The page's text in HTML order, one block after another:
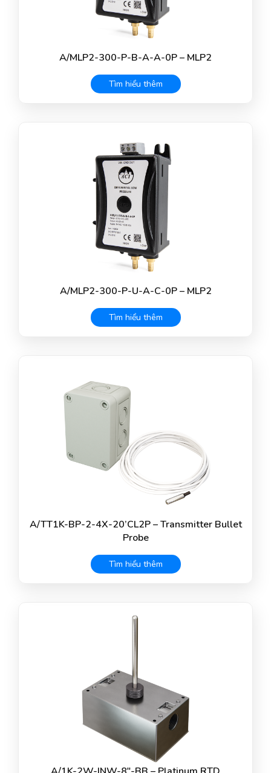
A/MLP2-300-P-B-A-A-0P – MLP2
Tìm hiểu thêm
A/MLP2-300-P-U-A-C-0P – MLP2
Tìm hiểu thêm
A/TT1K-BP-2-4X-20’CL2P – Transmitter Bullet
Probe
Tìm hiểu thêm